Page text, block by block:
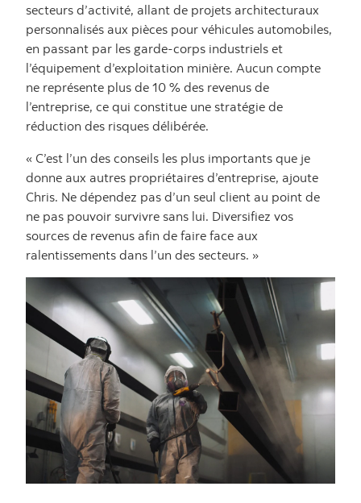
secteurs d’activité, allant de projets architecturaux
personnalisés aux pièces pour véhicules automobiles,
en passant par les garde-corps industriels et
l’équipement d’exploitation minière. Aucun compte
ne représente plus de 10 % des revenus de
l’entreprise, ce qui constitue une stratégie de
réduction des risques délibérée.
« C’est l’un des conseils les plus importants que je
donne aux autres propriétaires d’entreprise, ajoute
Chris. Ne dépendez pas d’un seul client au point de
ne pas pouvoir survivre sans lui. Diversifiez vos
sources de revenus afin de faire face aux
ralentissements dans l’un des secteurs. »